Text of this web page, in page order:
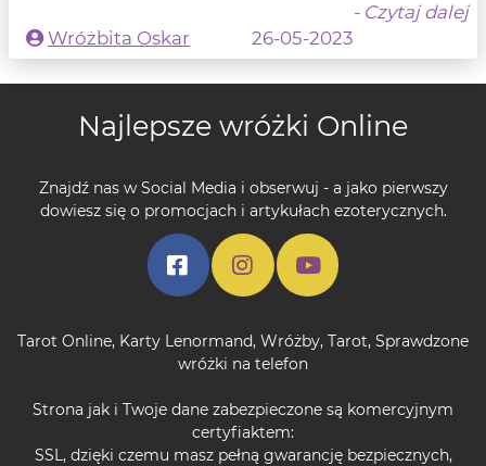
- Czytaj dalej
Wróżbita Oskar
26-05-2023
Najlepsze wróżki Online
Znajdź nas w Social Media i obserwuj - a jako pierwszy
dowiesz się o promocjach i artykułach ezoterycznych.
Tarot Online, Karty Lenormand, Wróżby, Tarot, Sprawdzone
wróżki na telefon
Strona jak i Twoje dane zabezpieczone są komercyjnym
certyfiaktem:
SSL, dzięki czemu masz pełną gwarancję bezpiecznych,